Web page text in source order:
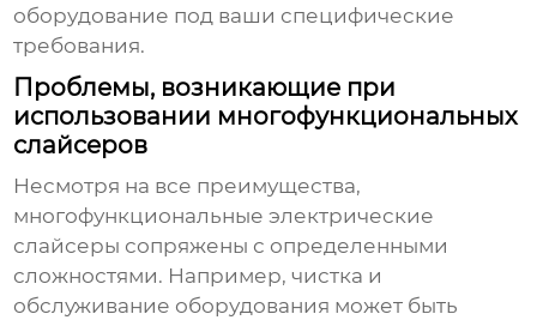
оборудование под ваши специфические
требования.
Проблемы, возникающие при
использовании многофункциональных
слайсеров
Несмотря на все преимущества,
многофункциональныеэлектрические
слайсеры сопряжены с определенными
сложностями. Например, чистка и
обслуживание оборудования может быть